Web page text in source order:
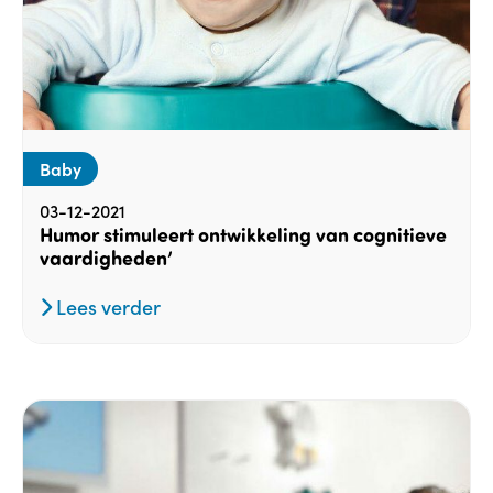
Baby
03-12-2021
Humor stimuleert ontwikkeling van cognitieve
vaardigheden’
Lees verder